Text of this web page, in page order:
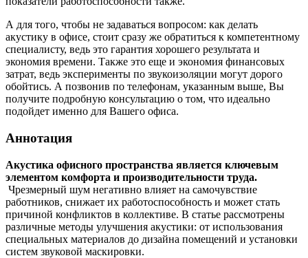
А для того, чтобы не задаваться вопросом: как делать
акустику в офисе, стоит сразу же обратиться к компетентному
специалисту, ведь это гарантия хорошего результата и
экономия времени. Также это еще и экономия финансовых
затрат, ведь эксперименты по звукоизоляции могут дорого
обойтись. А позвонив по телефонам, указанным выше, Вы
получите подробную консультацию о том, что идеально
подойдет именно для Вашего офиса.
Аннотация
Акустика офисного пространства является ключевым
элементом комфорта и производительности труда.
Чрезмерный шум негативно влияет на самочувствие
работников, снижает их работоспособность и может стать
причиной конфликтов в коллективе. В статье рассмотрены
различные методы улучшения акустики: от использования
специальных материалов до дизайна помещений и установки
систем звуковой маскировки.